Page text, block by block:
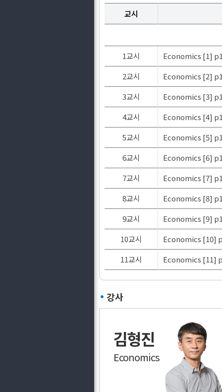
교시
1교시
Economics [1]
2교시
Economics [2]
3교시
Economics [3]
4교시
Economics [4]
5교시
Economics [5]
6교시
Economics [6]
7교시
Economics [7]
8교시
Economics [8]
9교시
Economics [9]
10교시
Economics [10]
11교시
Economics [11]
강사
김형진
Economics